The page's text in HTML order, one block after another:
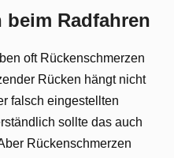
beim Radfahren
oft Rückenschmerzen
Rücken hängt nicht
falsch eingestellten
sollte das auch
Rückenschmerzen